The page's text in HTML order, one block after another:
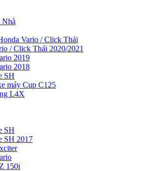
Nhà
Vario / Click Thái
/ Click Thái 2020/2021
2019
2018
SH
máy Cup C125
L4X
SH
SH 2017
150i